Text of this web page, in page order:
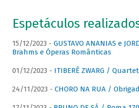
Espetáculos
15/12/2023 - GUSTAVO ANANIAS e
Brahms e Óperas Românticas
01/12/2023 - ITIBERÊ ZWARG /
24/11/2023 - CHORO NA RUA /